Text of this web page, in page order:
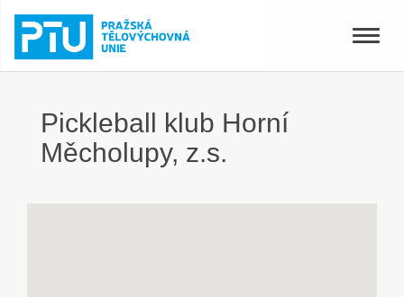
Toggle
Pickleball klub Horní
Měcholupy, z.s.